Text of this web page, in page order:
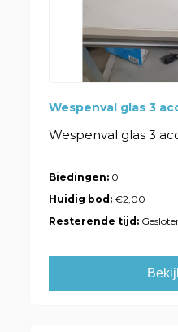
Wespenval glas 3
Wespenval glas 3
Biedingen: 0
Huidig bod:€2,00
Resterende tijd: